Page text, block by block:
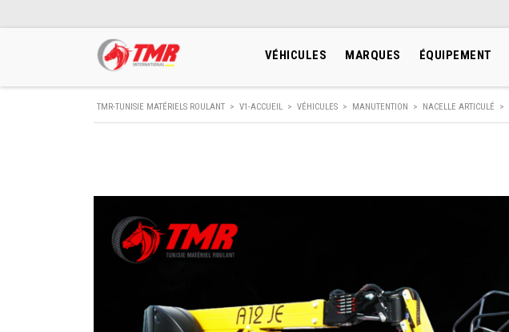
VÉHICULES MARQUES ÉQUIPEMENT
TMR-TUNISIE MATÉRIELS ROULANT > V1-ACCUEIL > VÉHICULES > MANUTENTION > NACELLE ARTICULÉ >